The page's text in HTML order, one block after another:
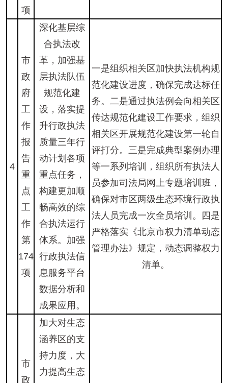
项
4
市
政
府
工
作
报
告
重
点
工
作
第
174
项
深化基层综
合执法改
革，加强基
层执法队伍
规范化建
设，落实提
升行政执法
质量三年行
动计划各项
重点任务，
构建更加顺
畅高效的综
合执法运行
体系。加强
行政执法信
息服务平台
数据分析和
成果应用。
一是组织相关区加快执法机构规
范化建设进度，确保完成达标任
务。二是通过执法例会向相关区
传达规范化建设工作要求，组织
相关区开展规范化建设第一轮自
评打分。三是完成典型案例办理
等一系列培训，组织所有执法人
员参加司法局网上专题培训班，
确保对市区两级生态环境行政执
法人员完成一次全员培训。四是
严格落实《北京市权力清单动态
管理办法》规定，动态调整权力
清单。
市
政
加大对生态
涵养区的支
持力度，大
力提高生态